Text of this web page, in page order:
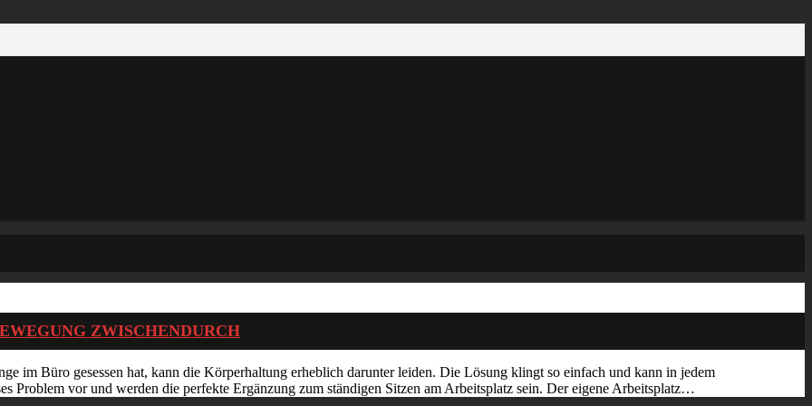
ZWISCHENDURCH
im Büro gesessen hat, kann die Körperhaltung erheblich darunter leiden. Die Lösung klingt so einfach und kann in jedem
Problem vor und werden die perfekte Ergänzung zum ständigen Sitzen am Arbeitsplatz sein. Der eigene Arbeitsplatz…